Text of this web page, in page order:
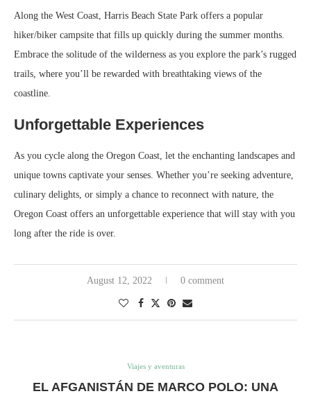
Along the West Coast, Harris Beach State Park offers a popular
hiker/biker campsite that fills up quickly during the summer months.
Embrace the solitude of the wilderness as you explore the park’s rugged
trails, where you’ll be rewarded with breathtaking views of the
coastline.
Unforgettable Experiences
As you cycle along the Oregon Coast, let the enchanting landscapes and
unique towns captivate your senses. Whether you’re seeking adventure,
culinary delights, or simply a chance to reconnect with nature, the
Oregon Coast offers an unforgettable experience that will stay with you
long after the ride is over.
August 12, 2022 0 comment
Viajes y aventuras
EL AFGANISTÁN DE MARCO POLO: UNA